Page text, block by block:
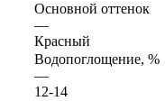
Основной оттенок
—
Красный
Водопоглощение, %
—
12-14